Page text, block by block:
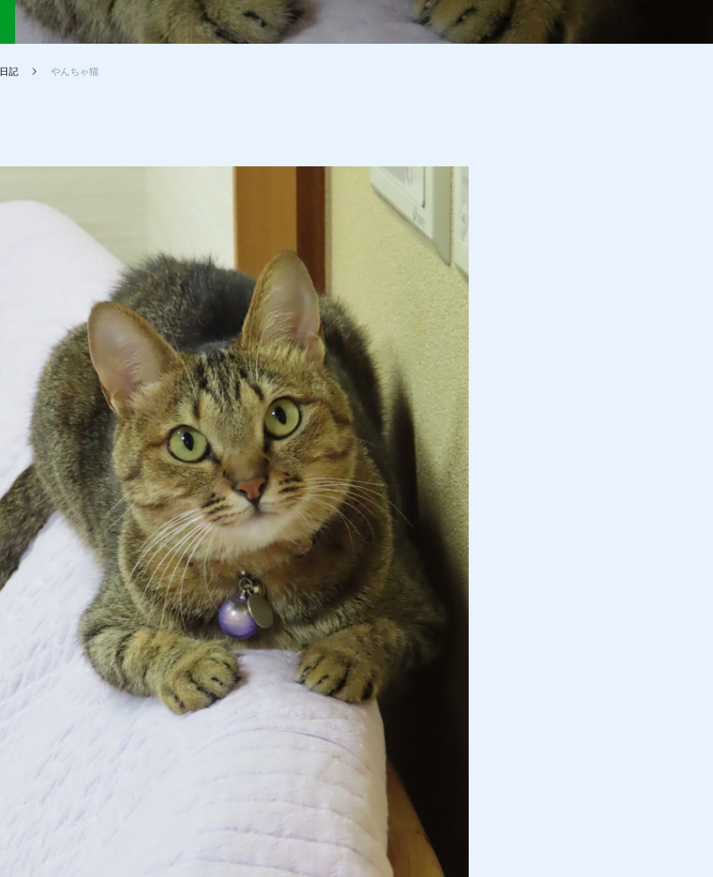
記 やんちゃ猫